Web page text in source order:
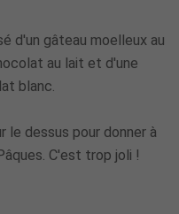
d'un gâteau moelleux au
au lait et d'une
blanc.
le dessus pour donner à
C'est trop joli !